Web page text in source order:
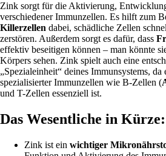
Zink sorgt für die Aktivierung,
verschiedener Immunzellen. Es hilft zum
Killerzellen dabei, schädliche Zellen
zerstören. Außerdem sorgt es dafür, dass
effektiv beseitigen können – man könnte
Körpers sehen. Zink spielt auch eine
„Spezialeinheit“ deines Immunsystems,
spezialisierter Immunzellen wie B-Zellen (
und T-Zellen essenziell ist.
Das Wesentliche in Kürze:
Zink ist ein wichtiger